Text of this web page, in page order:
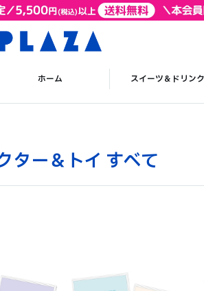
ホーム スイーツ＆ドリン
ター＆トイ すべて